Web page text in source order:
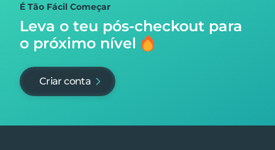
É Tão Fácil Começar
Leva o teu pós-checkout para
o próximo nível
Criar conta